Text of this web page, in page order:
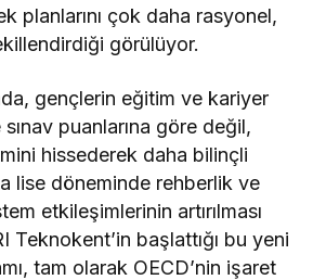
planlarını çok daha rasyonel,
görülüyor.
gençlerin eğitim ve kariyer
sınav puanlarına göre değil,
hissederek daha bilinçli
lise döneminde rehberlik ve
etkileşimlerinin artırılması
Teknokent’in başlattığı bu yeni
tam olarak OECD’nin işaret